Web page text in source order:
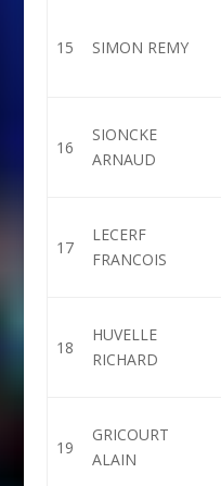
15 SIMON REMY
16
SIONCKE
ARNAUD
17
LECERF
FRANCOIS
18
HUVELLE
RICHARD
19
GRICOURT
ALAIN